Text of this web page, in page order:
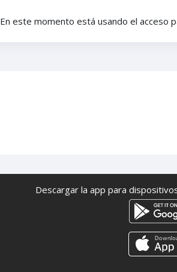
En este momento está usando el acceso
Descargar la app para